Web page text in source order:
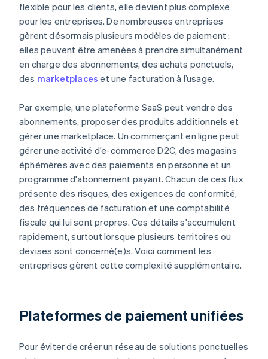
flexible pour les clients, elle devient plus complexe
pour les entreprises. De nombreuses entreprises
gèrent désormais plusieurs modèles de paiement :
elles peuvent être amenées à prendre simultanément
en charge des abonnements, des achats ponctuels,
des marketplaces et une facturation à l’usage.
Par exemple, une plateforme SaaS peut vendre des
abonnements, proposer des produits additionnels et
gérer une marketplace. Un commerçant en ligne peut
gérer une activité d’e-commerce D2C, des magasins
éphémères avec des paiements en personne et un
programme d'abonnement payant. Chacun de ces flux
présente des risques, des exigences de conformité,
des fréquences de facturation et une comptabilité
fiscale qui lui sont propres. Ces détails s'accumulent
rapidement, surtout lorsque plusieurs territoires ou
devises sont concerné(e)s. Voici comment les
entreprises gèrent cette complexité supplémentaire.
Plateformes de paiement unifiées
Pour éviter de créer un réseau de solutions ponctuelles